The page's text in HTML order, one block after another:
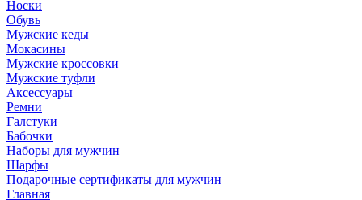
Носки
Обувь
Мужские кеды
Мокасины
Мужские кроссовки
Мужские туфли
Аксессуары
Ремни
Галстуки
Бабочки
Наборы для мужчин
Шарфы
Подарочные сертификаты для мужчин
Главная